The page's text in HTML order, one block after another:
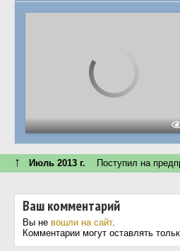
↑ Июль 2013 г. Поступил на
Ваш комментарий
Вы не вошли на сайт.
Комментарии могут оставлять